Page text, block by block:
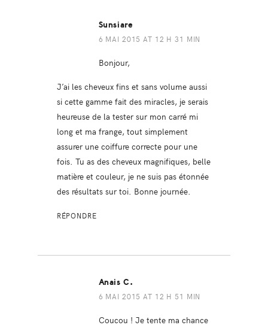
Sunsiare
6 MAI 2015 AT 12 H 31 MIN
Bonjour,
J’ai les cheveux fins et sans volume aussi
si cette gamme fait des miracles, je serais
heureuse de la tester sur mon carré mi
long et ma frange, tout simplement
assurer une coiffure correcte pour une
fois. Tu as des cheveux magnifiques, belle
matière et couleur, je ne suis pas étonnée
des résultats sur toi. Bonne journée.
RÉPONDRE
Anais C.
6 MAI 2015 AT 12 H 51 MIN
Coucou ! Je tente ma chance